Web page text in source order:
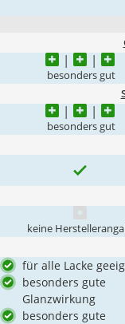
besonders gut
besonders gut
keine
für alle Lacke
besonders gute
Glanzwirkung
besonders gute